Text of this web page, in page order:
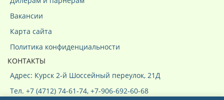
Вакансии
Карта сайта
Политика конфиденциальности
КОНТАКТЫ
Адрес: Курск 2-й Шоссейный переулок, 21Д
Тел. +7 (4712) 74-61-74, +7-906-692-60-68